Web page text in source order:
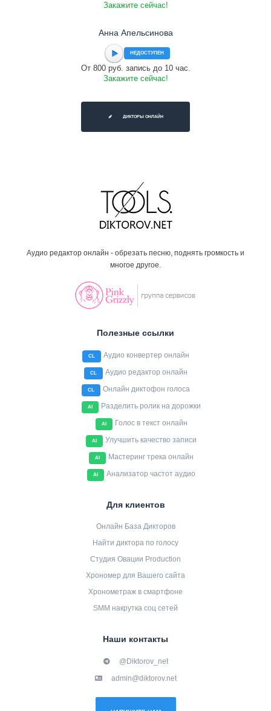
Закажите сейчас!
Анна Апельсинова
НЕДОСТУПЕН
От 800 руб. запись до 10 час.
Закажите сейчас!
ДИКТОРЫ ОНЛАЙН
Аудио редактор онлайн - обрезать песню, поднять громкость и
многое другое.
Полезные ссылки
CL Аудио конвертер онлайн
CL Аудио редактор онлайн
CL Онлайн диктофон голоса
AI Разделить ролик на дорожки
AI Голос в текст онлайн
AI Улучшить качество записи
AI Мастеринг трека онлайн
AI Анализатор частот аудио
Для клиентов
Онлайн База Дикторов
Найти диктора по голосу
Студия Овации Production
Хрономер для Вашего сайта
Хронометраж в смартфоне
SMM накрутка соц сетей
Наши контакты
@Diktorov_net
admin@diktorov.net